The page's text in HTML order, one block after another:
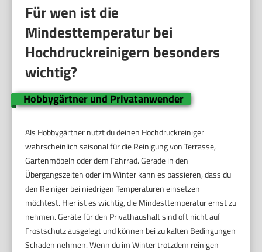
Für wen ist die
Mindesttemperatur bei
Hochdruckreinigern besonders
wichtig?
Hobbygärtner und Privatanwender
Als Hobbygärtner nutzt du deinen Hochdruckreiniger
wahrscheinlich saisonal für die Reinigung von Terrasse,
Gartenmöbeln oder dem Fahrrad. Gerade in den
Übergangszeiten oder im Winter kann es passieren, dass du
den Reiniger bei niedrigen Temperaturen einsetzen
möchtest. Hier ist es wichtig, die Mindesttemperatur ernst zu
nehmen. Geräte für den Privathaushalt sind oft nicht auf
Frostschutz ausgelegt und können bei zu kalten Bedingungen
Schaden nehmen. Wenn du im Winter trotzdem reinigen